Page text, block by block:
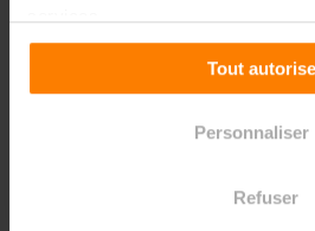
Tout
Personnaliser
Refuser
Acquérirune